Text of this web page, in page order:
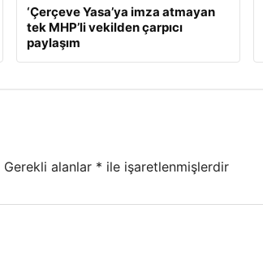
‘Çerçeve Yasa’ya imza atmayan
tek MHP’li vekilden çarpıcı
paylaşım
Gerekli alanlar * ile işaretlenmişlerdir